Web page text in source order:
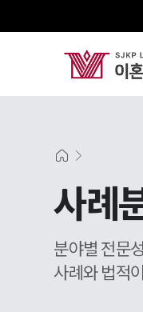
사례
분야별 전문
사례와 법적